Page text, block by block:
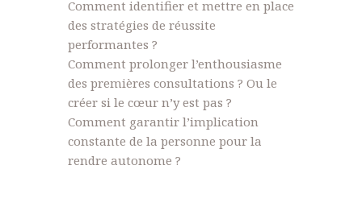
Comment identifier et mettre en place
des stratégies de réussite
performantes ?
Comment prolonger l’enthousiasme
des premières consultations ? Ou le
créer si le cœur n’y est pas ?
Comment garantir l’implication
constante de la personne pour la
rendre autonome ?